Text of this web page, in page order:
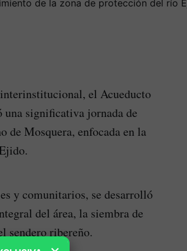
el Acueducto
significativa jornada de
de Mosquera, enfocada en la
y comunitarios, se desarrolló
del área, la siembra de
sendero ribereño.